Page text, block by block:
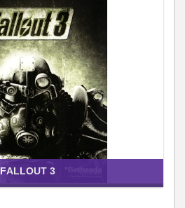
FALLOUT 3